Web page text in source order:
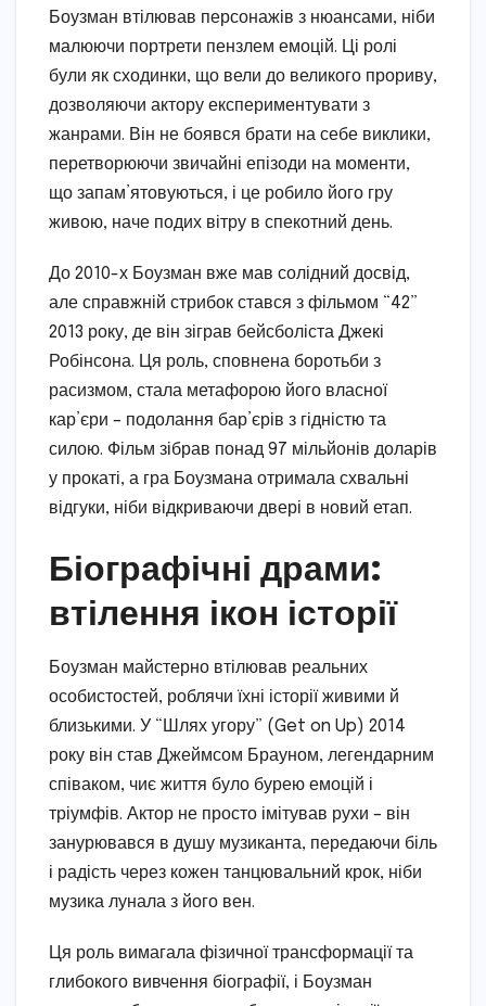
Боузман втілював персонажів з нюансами, ніби
малюючи портрети пензлем емоцій. Ці ролі
були як сходинки, що вели до великого прориву,
дозволяючи актору експериментувати з
жанрами. Він не боявся брати на себе виклики,
перетворюючи звичайні епізоди на моменти,
що запам’ятовуються, і це робило його гру
живою, наче подих вітру в спекотний день.
До 2010-х Боузман вже мав солідний досвід,
але справжній стрибок стався з фільмом “42”
2013 року, де він зіграв бейсболіста Джекі
Робінсона. Ця роль, сповнена боротьби з
расизмом, стала метафорою його власної
кар’єри – подолання бар’єрів з гідністю та
силою. Фільм зібрав понад 97 мільйонів доларів
у прокаті, а гра Боузмана отримала схвальні
відгуки, ніби відкриваючи двері в новий етап.
Біографічні драми:
втілення ікон історії
Боузман майстерно втілював реальних
особистостей, роблячи їхні історії живими й
близькими. У “Шлях угору” (Get on Up) 2014
року він став Джеймсом Брауном, легендарним
співаком, чиє життя було бурею емоцій і
тріумфів. Актор не просто імітував рухи – він
занурювався в душу музиканта, передаючи біль
і радість через кожен танцювальний крок, ніби
музика лунала з його вен.
Ця роль вимагала фізичної трансформації та
глибокого вивчення біографії, і Боузман